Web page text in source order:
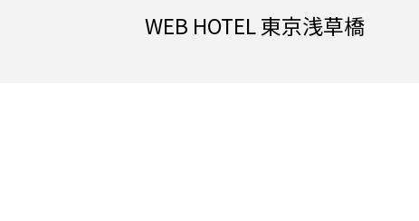
WEB HOTEL 東京浅草橋